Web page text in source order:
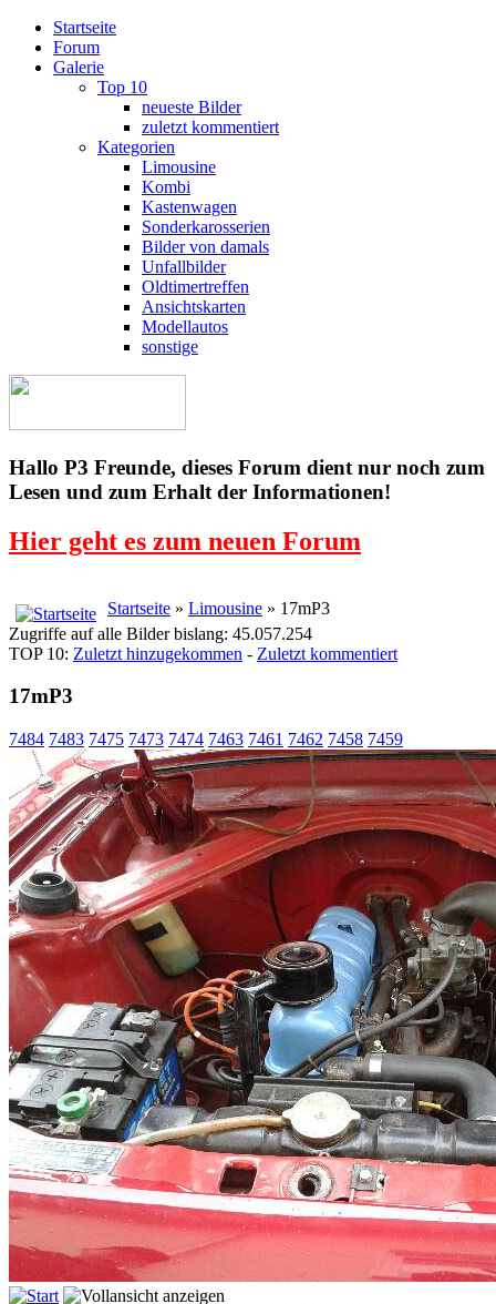
Startseite
Forum
Galerie
Top 10
neueste Bilder
zuletzt kommentiert
Kategorien
Limousine
Kombi
Kastenwagen
Sonderkarosserien
Bilder von damals
Unfallbilder
Oldtimertreffen
Ansichtskarten
Modellautos
sonstige
Hallo P3 Freunde, dieses Forum dient nur noch zum
Lesen und zum Erhalt der Informationen!
Hier geht es zum neuen Forum
Startseite » Limousine » 17mP3
Zugriffe auf alle Bilder bislang: 45.057.254
TOP 10: Zuletzt hinzugekommen - Zuletzt kommentiert
17mP3
7484 7483 7475 7473 7474 7463 7461 7462 7458 7459